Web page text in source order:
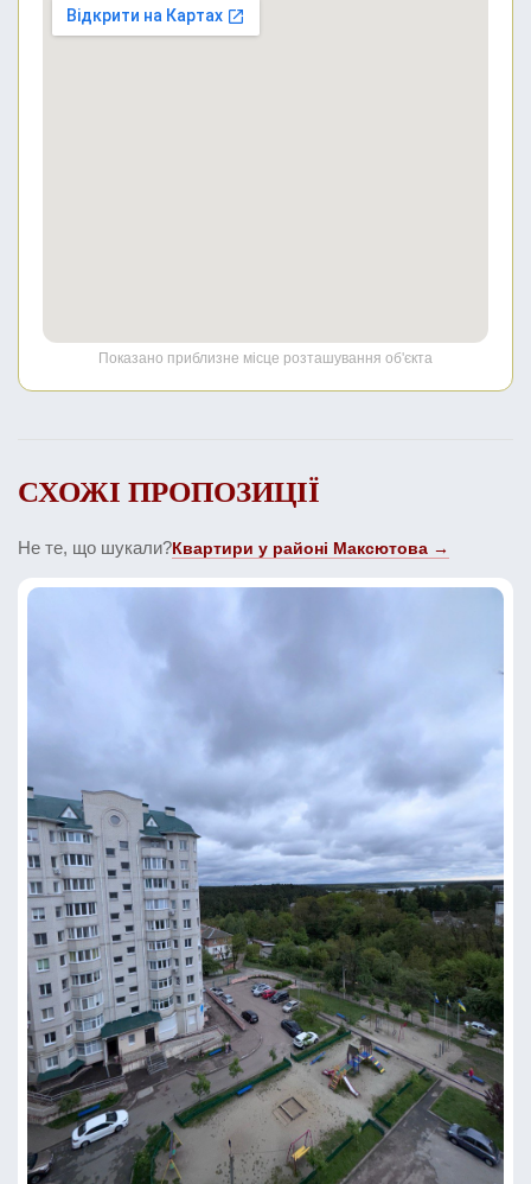
Показано приблизне місце розташування об'єкта
СХОЖІ ПРОПОЗИЦІЇ
Не те, що шукали?Квартири у районі Максютова →